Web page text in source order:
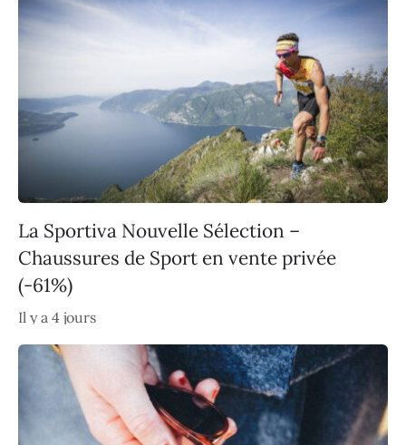
La Sportiva Nouvelle Sélection –
Chaussures de Sport en vente privée
(-61%)
Il y a 4 jours